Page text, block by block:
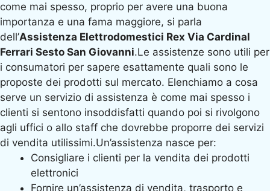
come mai spesso, proprio per avere una buona
importanza e una fama maggiore, si parla
dell’Assistenza Elettrodomestici Rex Via Cardinal
Ferrari Sesto San Giovanni.Le assistenze sono utili per
i consumatori per sapere esattamente quali sono le
proposte dei prodotti sul mercato. Elenchiamo a cosa
serve un servizio di assistenza è come mai spesso i
clienti si sentono insoddisfatti quando poi si rivolgono
agli uffici o allo staff che dovrebbe proporre dei servizi
di vendita utilissimi.Un’assistenza nasce per:
Consigliare i clienti per la vendita dei prodotti
elettronici
Fornire un’assistenza di vendita, trasporto e